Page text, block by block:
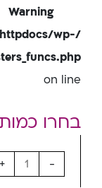
Warning
wp-
on line
-
+